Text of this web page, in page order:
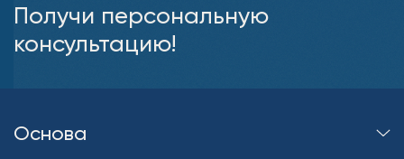
Получи персональную
консультацию!
Основа